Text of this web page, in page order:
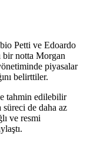
Petti ve Edoardo
bir notta Morgan
piyasalar
belirttiler.
tahmin edilebilir
de daha az
ve resmi